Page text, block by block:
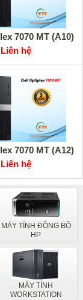
7070 MT (A10)
Liên hệ
7070 MT (A12)
Liên hệ
MÁY TÍNH ĐỒNG BỘ
HP
MÁY TÍNH
WORKSTATION